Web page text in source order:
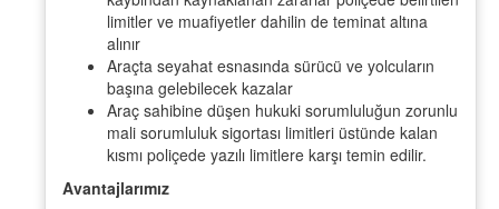
limitler ve muafiyetler dahilin de teminat altına
alınır
Araçta seyahat esnasında sürücü ve yolcuların
başına gelebilecek kazalar
Araç sahibine düşen hukuki sorumluluğun zorunlu
mali sorumluluk sigortası limitleri üstünde kalan
kısmı poliçede yazılı limitlere karşı temin edilir.
Avantajlarımız